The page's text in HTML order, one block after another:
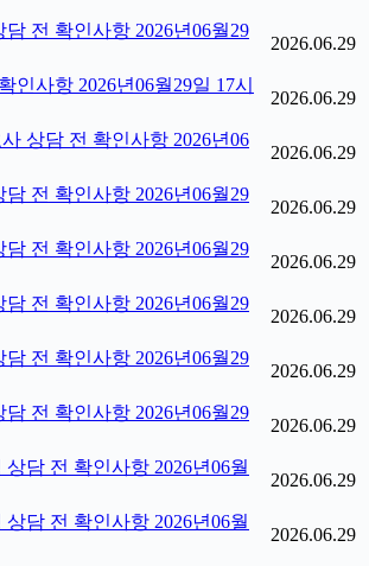
전 확인사항 2026년06월29
2026.06.29
인사항 2026년06월29일 17시
2026.06.29
상담 전 확인사항 2026년06
2026.06.29
전 확인사항 2026년06월29
2026.06.29
전 확인사항 2026년06월29
2026.06.29
전 확인사항 2026년06월29
2026.06.29
전 확인사항 2026년06월29
2026.06.29
전 확인사항 2026년06월29
2026.06.29
담 전 확인사항 2026년06월
2026.06.29
담 전 확인사항 2026년06월
2026.06.29